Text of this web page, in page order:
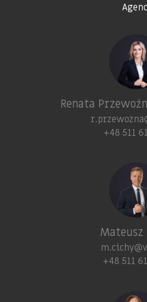
Renata
+48 511
Mateusz
+48 511